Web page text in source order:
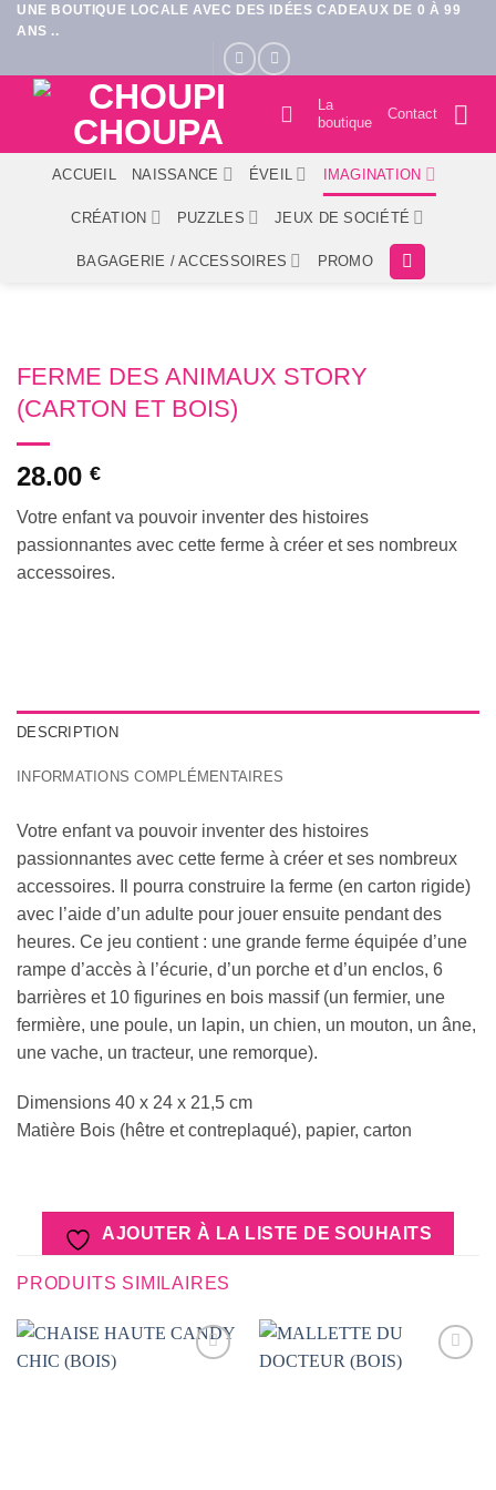
Passer
au
UNE BOUTIQUE LOCALE AVEC DES IDÉES CADEAUX DE 0 À 99
ANS ..
La
boutique
Contact
ACCUEIL NAISSANCE ÉVEIL IMAGINATION
CRÉATION PUZZLES JEUX DE SOCIÉTÉ
BAGAGERIE / ACCESSOIRES PROMO
FERME DES ANIMAUX STORY
(CARTON ET BOIS)
28.00 €
Votre enfant va pouvoir inventer des histoires
passionnantes avec cette ferme à créer et ses nombreux
accessoires.
DESCRIPTION
INFORMATIONS COMPLÉMENTAIRES
Votre enfant va pouvoir inventer des histoires
passionnantes avec cette ferme à créer et ses nombreux
accessoires. Il pourra construire la ferme (en carton rigide)
avec l’aide d’un adulte pour jouer ensuite pendant des
heures. Ce jeu contient : une grande ferme équipée d’une
rampe d’accès à l’écurie, d’un porche et d’un enclos, 6
barrières et 10 figurines en bois massif (un fermier, une
fermière, une poule, un lapin, un chien, un mouton, un âne,
une vache, un tracteur, une remorque).
Dimensions 40 x 24 x 21,5 cm
Matière Bois (hêtre et contreplaqué), papier, carton
AJOUTER À LA LISTE DE SOUHAITS
PRODUITS SIMILAIRES